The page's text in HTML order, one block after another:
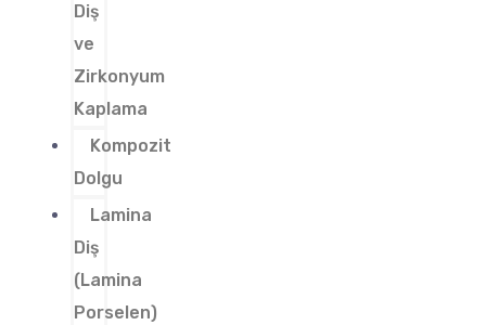
Diş
ve
Zirkonyum
Kaplama
Kompozit
Dolgu
Lamina
Diş
(Lamina
Porselen)